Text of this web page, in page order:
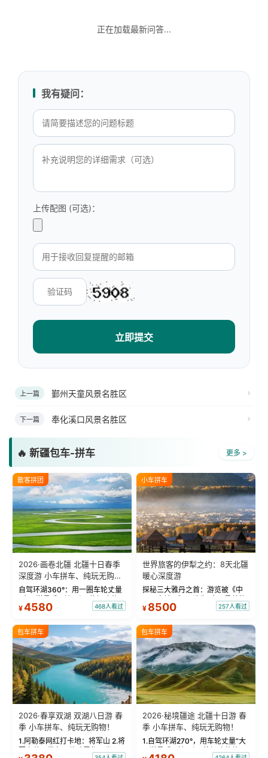
正在加载最新问答...
我有疑问：
上传配图 (可选)：
立即提交
上一篇 鄞州天童风景名胜区
下一篇 奉化溪口风景名胜区
🔥 新疆包车-拼车 更多 >
散客拼团
2026·画卷北疆 北疆十日春季
深度游 小车拼车、纯玩无购
物！
自驾环湖360°：用一圈车轮丈量
“大西洋最后一滴眼泪”的极致蔚
蓝。 赛湖旅拍：甄选多款风格服
绝美瞬间。 赛湖坦克300跟车视
频：专业摄影师...
¥4580 468人看过
小车拼车
世界旅客的伊犁之约：8天北疆
暖心深度游
探秘三大雅丹之首：游览被《中
国国家地理》评选为“中国最美的
三大雅丹”第一名的克拉玛依魔鬼
瓦人最大村落——禾木村，欣赏
晨雾与小木...
¥ 8500 257人看过
包车拼车
2026·春享双湖 双湖八日游 春
季 小车拼车、纯玩无购物！
1.阿勒泰网红打卡地：将军山 2.将
军山落日缆车，体验雪都风光 3.
包车拼车
2026·秘境疆途 北疆十日游 春
季 小车拼车、纯玩无购物！
1.自驾环湖270°，用车轮丈量“大
西洋最后一滴眼泪”的极致蔚蓝，